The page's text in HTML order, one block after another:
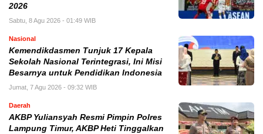
2026
Sabtu, 8 Agu 2026 - 01:49 WIB
Nasional
Kemendikdasmen Tunjuk 17 Kepala
Sekolah Nasional Terintegrasi, Ini Misi
Besarnya untuk Pendidikan Indonesia
Jumat, 7 Agu 2026 - 09:32 WIB
Daerah
AKBP Yuliansyah Resmi Pimpin Polres
Lampung Timur, AKBP Heti Tinggalkan